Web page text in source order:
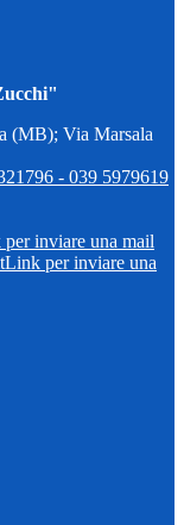
(MB); Via Marsala
- 039 5979619
inviare una mail
Link per inviare una